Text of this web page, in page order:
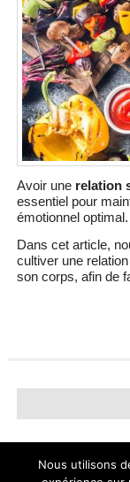
Avoir une relation
essentiel pour
émotionnel optimal.
Dans cet article,
cultiver une
son corps, afin de
Nous utilisons